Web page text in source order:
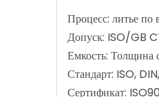
Процесс: литье по
Допуск: ISO/GB
Емкость: Толщина
Стандарт: ISO,
Сертификат: